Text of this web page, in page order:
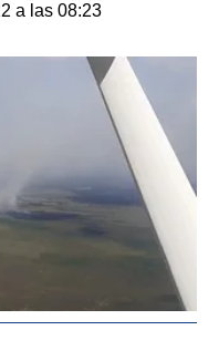
a las 08:23